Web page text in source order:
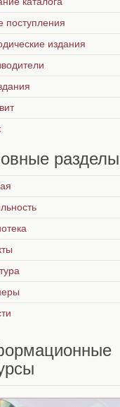
поступления
издания
разделы